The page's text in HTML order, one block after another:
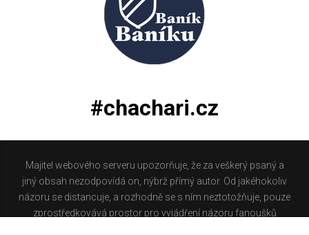
#chachari.cz
Majitel webového serveru upozorňuje, že za veškerý psaný a
jiný obsah nezodpovídá on, nýbrž přímý autor. Od jakéhokoliv
názoru se distancuje, a rozhodně se s ním neztotožňuje, pouze
zprostředkovává prostor pro vyjádření názoru fanoušků